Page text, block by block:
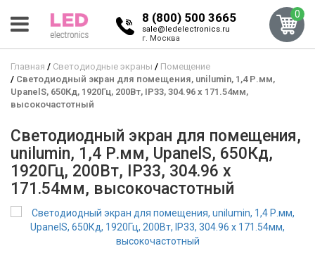
8 (800) 500 3665
sale@ledelectronics.ru
г. Москва
0
Главная Светодиодные экраны
Помещение
Светодиодный экран для помещения, unilumin, 1,4 Р.мм,
UpanelS, 650Кд, 1920Гц, 200Вт, IP33, 304.96 x 171.54мм,
высокочастотный
Светодиодный экран для помещения,
unilumin, 1,4 Р.мм, UpanelS, 650Кд,
1920Гц, 200Вт, IP33, 304.96 x
171.54мм, высокочастотный